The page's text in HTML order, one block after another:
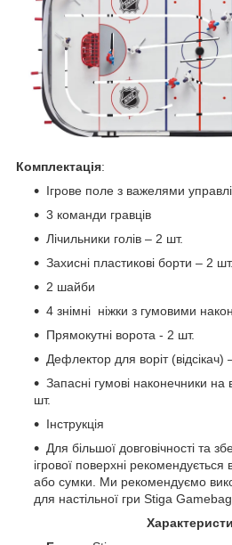
Комплектація:
Ігрове поле з важелями
3 команди гравців
Лічильники голів – 2 шт.
Захисні пластикові борти – 2 шт.
2 шайби
4 знімні ніжки з гумовими
Прямокутні ворота - 2 шт.
Дефлектор для воріт (відсікач)
Запасні гумові наконечники на
шт.
Інструкція
Для більшої довговічності та
ігрової поверхні рекомендується
або сумки. Ми рекомендуємо
для настільної гри Stiga